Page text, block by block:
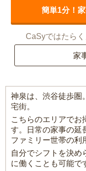
簡単1分！
CaSyではたら
家
神泉は、渋谷徒歩圏
宅街。
こちらのエリアでお
す。日常の家事の延
ファミリー世帯の利
自分でシフトを決め
に働くことも可能で